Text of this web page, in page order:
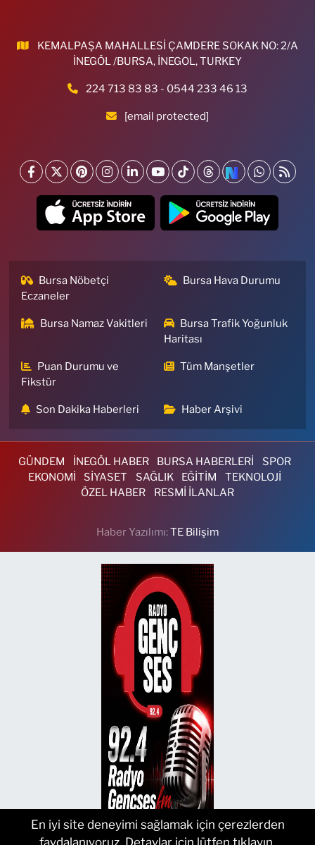
KEMALPAŞA MAHALLESİ ÇAMDERE SOKAK NO: 2/A
İNEGÖL /BURSA, İNEGOL, TURKEY
224 713 83 83 - 0544 233 46 13
[email protected]
Bursa Nöbetçi
Eczaneler
Bursa Hava Durumu
Bursa Namaz Vakitleri
Bursa Trafik Yoğunluk
Haritası
Puan Durumu ve
Fikstür
Tüm Manşetler
Son Dakika Haberleri Haber Arşivi
GÜNDEM İNEGÖL HABER BURSA HABERLERİ
SPOR
EKONOMİ
SİYASET SAĞLIK EĞİTİM
TEKNOLOJİ
ÖZEL HABER
RESMİ İLANLAR
Haber Yazılımı:TE Bilişim
En iyi site deneyimi sağlamak için çerezlerden
faydalanıyoruz. Detaylar için lütfen tıklayın.